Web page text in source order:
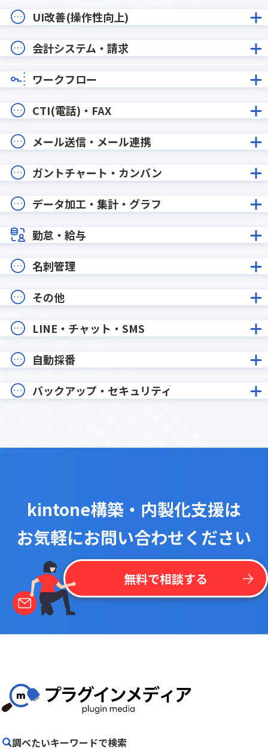
UI改善(操作性向上)
会計システム・請求
ワークフロー
CTI(電話)・FAX
メール送信・メール連携
ガントチャート・カンバン
データ加工・集計・グラフ
勤怠・給与
名刺管理
その他
LINE・チャット・SMS
自動採番
バックアップ・セキュリティ
kintone構築・内製化支援は
お気軽にお問い合わせください
無料で相談する
調べたいキーワードで検索